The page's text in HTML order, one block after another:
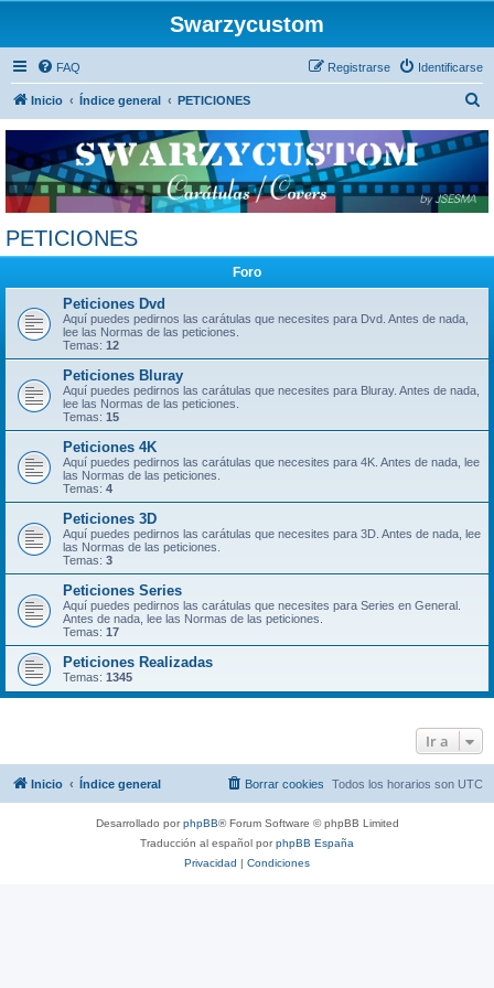
Swarzycustom
FAQ Identificarse
Registrarse
Inicio Índice general PETICIONES
c
PETICIONES
Foro
Peticiones Dvd
Aquí puedes pedirnos las carátulas que necesites para Dvd. Antes de nada,
lee las Normas de las peticiones.
Temas: 12
Peticiones Bluray
Aquí puedes pedirnos las carátulas que necesites para Bluray. Antes de nada,
lee las Normas de las peticiones.
Temas: 15
Peticiones 4K
Aquí puedes pedirnos las carátulas que necesites para 4K. Antes de nada, lee
las Normas de las peticiones.
Temas: 4
Peticiones 3D
Aquí puedes pedirnos las carátulas que necesites para 3D. Antes de nada, lee
las Normas de las peticiones.
Temas: 3
Peticiones Series
Aquí puedes pedirnos las carátulas que necesites para Series en General.
Antes de nada, lee las Normas de las peticiones.
Temas: 17
Peticiones Realizadas
Temas: 1345
Ir a
Inicio Índice general Todos los horarios son UTC
Borrar cookies
Desarrollado porphpBB® Forum Software © phpBB Limited
Traducción al español porphpBB España
Privacidad | Condiciones